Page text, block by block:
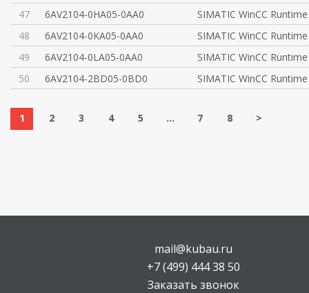
47
6AV2104-0HA05-0AA0
SIMATIC WinCC
48
6AV2104-0KA05-0AA0
SIMATIC WinCC
49
6AV2104-0LA05-0AA0
SIMATIC WinCC
50
6AV2104-2BD05-0BD0 SIMATIC WinCC
1 2 3 4 5 ... 7 8 >
mail@kubau.ru
+7 (499) 444 38 50
Заказать звонок